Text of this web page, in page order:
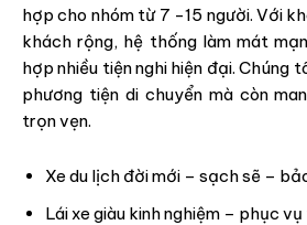
hợp cho nhóm từ 7 -15 người. Với
khách rộng, hệ thống làm mát
hợp nhiều tiện nghi hiện đại. Chúng
phương tiện di chuyển mà còn
trọn vẹn.
Xe du lịch đời mới – sạch sẽ –
Lái xe giàu kinh nghiệm – phục